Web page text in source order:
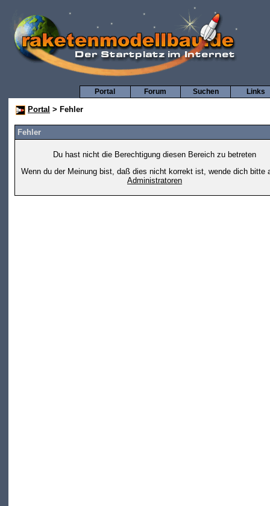
Links
Suchen
Forum
Portal
Portal > Fehler
Fehler
Du hast nicht die Berechtigung diesen Bereich zu betreten
Wenn du der Meinung bist, daß dies nicht korrekt ist, wende dich bitte
Administratoren